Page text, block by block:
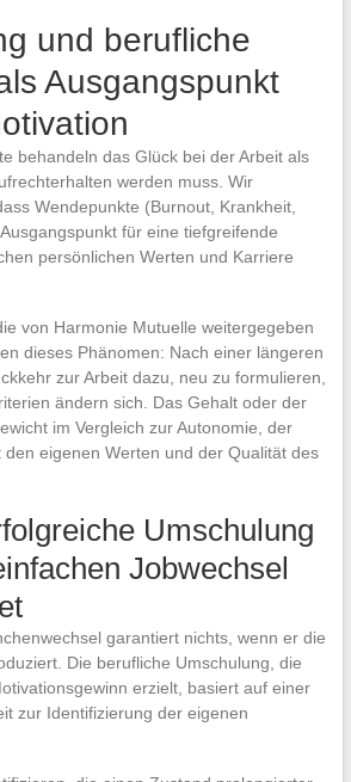
und berufliche
Ausgangspunkt
behandeln das Glück bei der Arbeit als
werden muss. Wir
Wendepunkte (Burnout, Krankheit,
für eine tiefgreifende
persönlichen Werten und Karriere
von Harmonie Mutuelle weitergegeben
dieses Phänomen: Nach einer längeren
zur Arbeit dazu, neu zu formulieren,
ändern sich. Das Gehalt oder der
im Vergleich zur Autonomie, der
den eigenen Werten und der Qualität des
Umschulung
Jobwechsel
garantiert nichts, wenn er die
Die berufliche Umschulung, die
erzielt, basiert auf einer
zur Identifizierung der eigenen